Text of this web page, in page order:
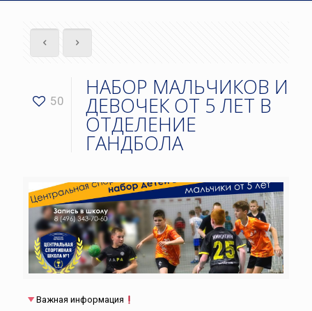
50
НАБОР МАЛЬЧИКОВ И
ДЕВОЧЕК ОТ 5 ЛЕТ В
ОТДЕЛЕНИЕ
ГАНДБОЛА
Важная информация